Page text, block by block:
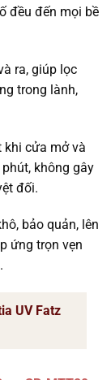
đều đến mọi bề
ra, giúp lọc
trong lành,
cửa mở và
không gây
đối.
bảo quản, lên
ứng trọn vẹn
UV Fatz